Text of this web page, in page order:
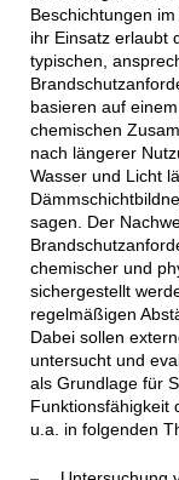
Beschichtungen
ihr Einsatz erlaubt
typischen,
basieren auf
chemischen
nach längerer
Wasser und Licht
sagen. Der
chemischer und
sichergestellt
regelmäßigen
Dabei sollen
untersucht und
als Grundlage für
Funktionsfähigkeit
u.a. in folgenden